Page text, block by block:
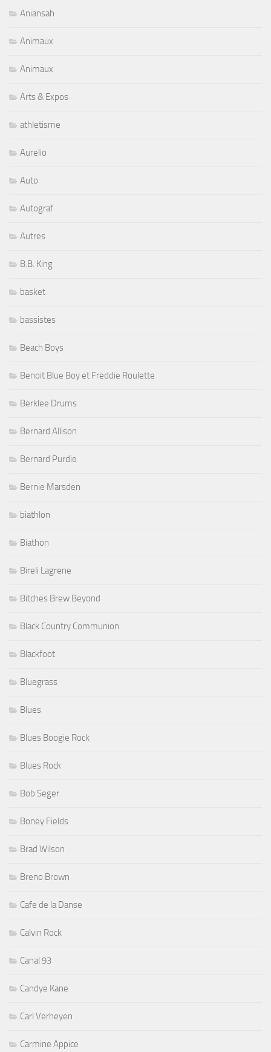
Aniansah
Animaux
Animaux
Arts & Expos
athletisme
Aurelio
Auto
Autograf
Autres
B.B. King
basket
bassistes
Beach Boys
Benoit Blue Boy et Freddie Roulette
Berklee Drums
Bernard Allison
Bernard Purdie
Bernie Marsden
biathlon
Biathon
Bireli Lagrene
Bitches Brew Beyond
Black Country Communion
Blackfoot
Bluegrass
Blues
Blues Boogie Rock
Blues Rock
Bob Seger
Boney Fields
Brad Wilson
Breno Brown
Cafe de la Danse
Calvin Rock
Canal 93
Candye Kane
Carl Verheyen
Carmine Appice